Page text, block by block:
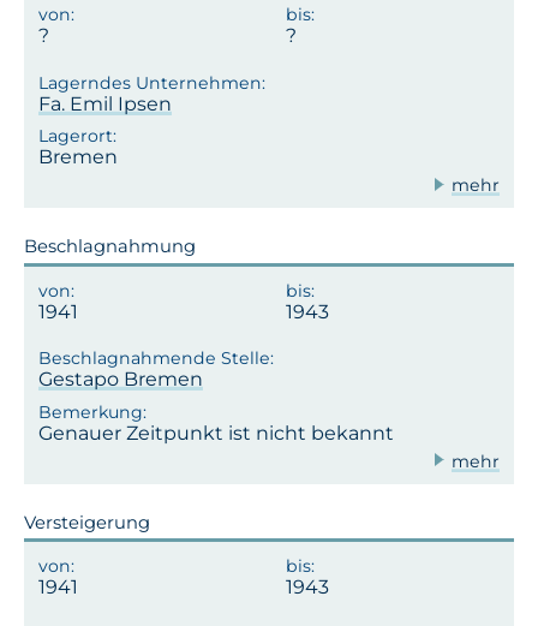
Fa. Emil Ipsen
Bremen
mehr
Beschlagnahmung
1941 1943
Gestapo Bremen
Genauer Zeitpunkt ist nicht bekannt
mehr
Versteigerung
1941 1943